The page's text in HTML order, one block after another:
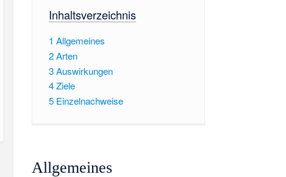
Inhaltsverzeichnis
1 Allgemeines
2Arten
3Auswirkungen
4Ziele
5 Einzelnachweise
Allgemeines